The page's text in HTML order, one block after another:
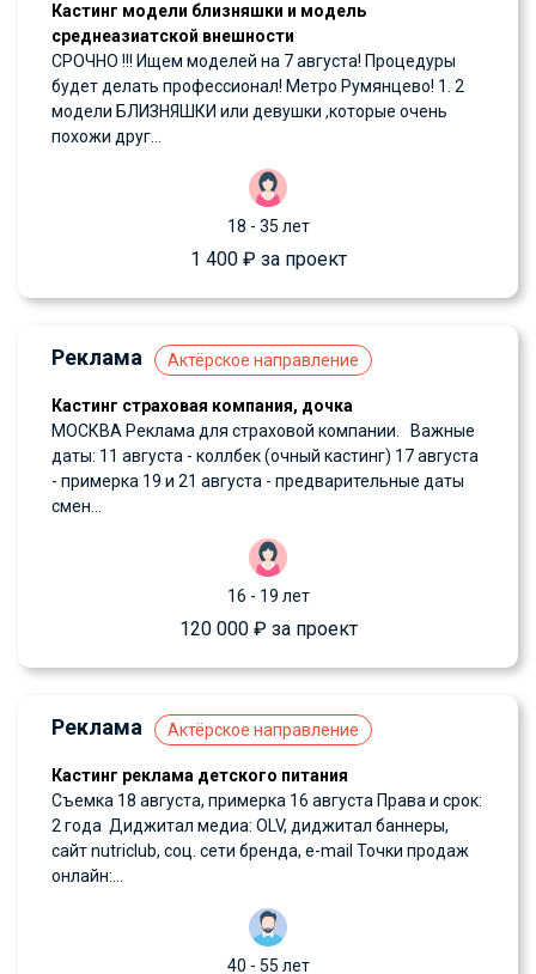
Кастинг модели близняшки и модель
среднеазиатской внешности
СРОЧНО !!! Ищем моделей на 7 августа! Процедуры
будет делать профессионал! Метро Румянцево! 1. 2
модели БЛИЗНЯШКИ или девушки ,которые очень
похожи друг...
18 - 35 лет
1 400 ₽ за проект
Реклама Актёрское направление
Кастинг страховая компания, дочка
МОСКВА Реклама для страховой компании. Важные
даты: 11 августа - коллбек (очный кастинг) 17 августа
- примерка 19 и 21 августа - предварительные даты
смен...
16 - 19 лет
120 000 ₽ за проект
Реклама Актёрское направление
Кастинг реклама детского питания
Съемка 18 августа, примерка 16 августа Права и срок:
2 года Диджитал медиа: OLV, диджитал баннеры,
сайт nutriclub, соц. сети бренда, e-mail Точки продаж
онлайн:...
40 - 55 лет